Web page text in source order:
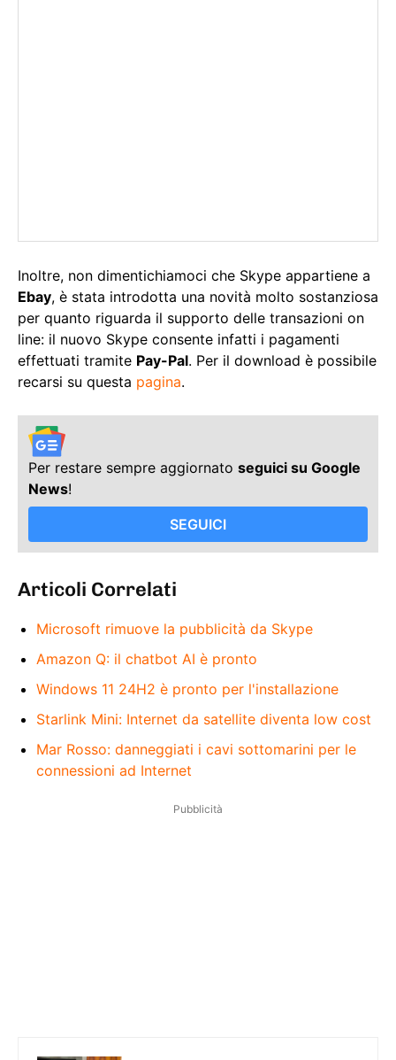
Inoltre, non dimentichiamoci che Skype appartiene a
Ebay, è stata introdotta una novità molto sostanziosa
per quanto riguarda il supporto delle transazioni on
line: il nuovo Skype consente infatti i pagamenti
effettuati tramite Pay-Pal. Per il download è possibile
recarsi su questa pagina.
Per restare sempre aggiornato seguici su Google
News!
SEGUICI
Articoli Correlati
Microsoft rimuove la pubblicità da Skype
Amazon Q: il chatbot AI è pronto
Windows 11 24H2 è pronto per l'installazione
Starlink Mini: Internet da satellite diventa low cost
Mar Rosso: danneggiati i cavi sottomarini per le
connessioni ad Internet
Pubblicità